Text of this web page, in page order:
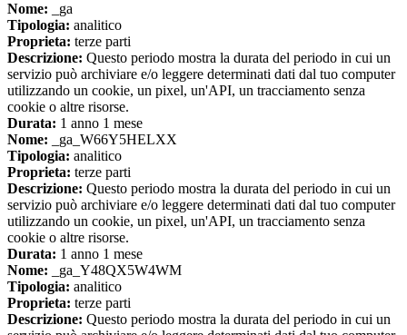
Nome: _ga
Tipologia: analitico
Proprieta: terze parti
Descrizione: Questo periodo mostra la durata del periodo in cui un
servizio può archiviare e/o leggere determinati dati dal tuo computer
utilizzando un cookie, un pixel, un'API, un tracciamento senza
cookie o altre risorse.
Durata: 1 anno 1 mese
Nome: _ga_W66Y5HELXX
Tipologia: analitico
Proprieta: terze parti
Descrizione: Questo periodo mostra la durata del periodo in cui un
servizio può archiviare e/o leggere determinati dati dal tuo computer
utilizzando un cookie, un pixel, un'API, un tracciamento senza
cookie o altre risorse.
Durata: 1 anno 1 mese
Nome: _ga_Y48QX5W4WM
Tipologia: analitico
Proprieta: terze parti
Descrizione: Questo periodo mostra la durata del periodo in cui un